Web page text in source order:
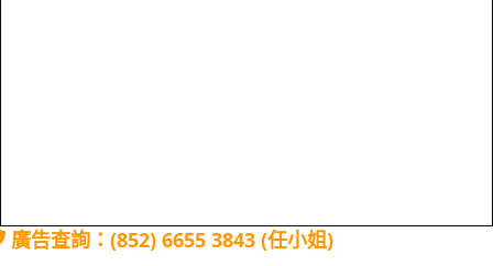
廣告查詢：(852) 6655 3843 (任小姐)